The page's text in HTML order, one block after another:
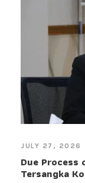
JULY 27, 2026
Due Process
Tersangka